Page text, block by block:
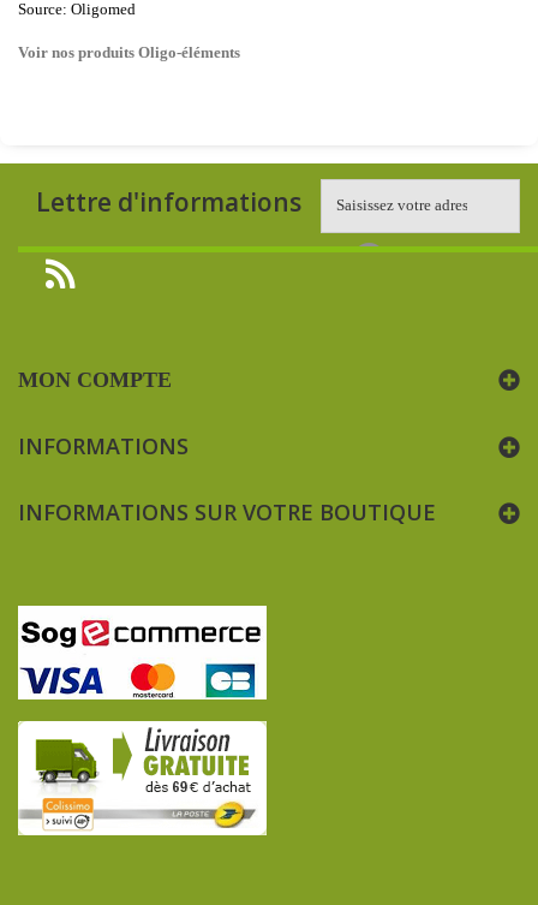
Source: Oligomed
Voir nos produits Oligo-éléments
Lettre d'informations
MON COMPTE
INFORMATIONS
INFORMATIONS SUR VOTRE BOUTIQUE